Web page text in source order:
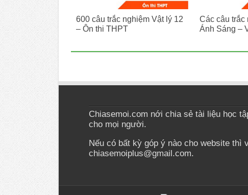
600 câu trắc nghiệm Vật lý 12
– Ôn thi THPT
Các câu trắc
Ánh Sáng –
Chiasemoi.com nới chia sẻ tài liệu học
cho mọi người.
Nếu có bất kỳ góp ý nào cho website thì
chiasemoiplus@gmail.com.